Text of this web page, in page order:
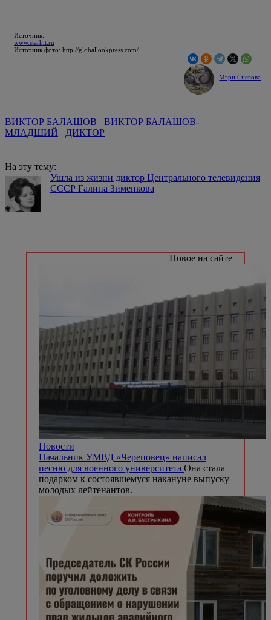
Источник:
www.starhit.ru
Источник фото: http://globallookpress.com/
Мэри Снегова
ВИКТОР БАЛАШОВ
ВИКТОР БАЛАШОВ-
МЛАДШИЙ
ДИКТОР
На эту тему:
Ушла из жизни диктор Центрального телевидения
СССР Галина Зименкова
Новое на сайте
Новости
Начальник УМВД «Череповец» написал
песню для военного университета Она стала
подарком к состоявшемуся накануне выпуску
молодых лейтенантов.